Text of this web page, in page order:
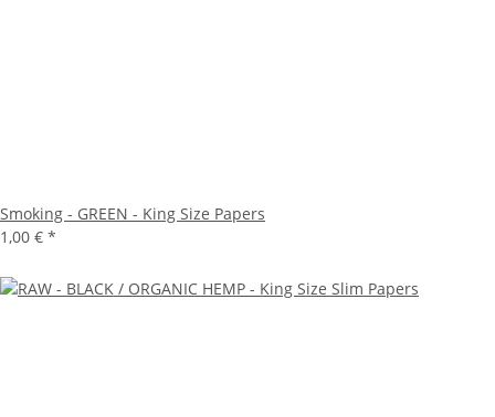
Smoking - GREEN - King Size Papers
1,00 € *